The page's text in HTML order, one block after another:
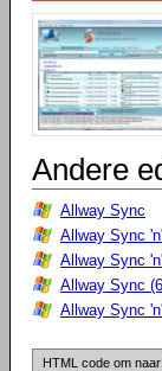
Andere
Allway Sync
Allway Sync
Allway Sync
Allway Sync
Allway Sync
HTML code om